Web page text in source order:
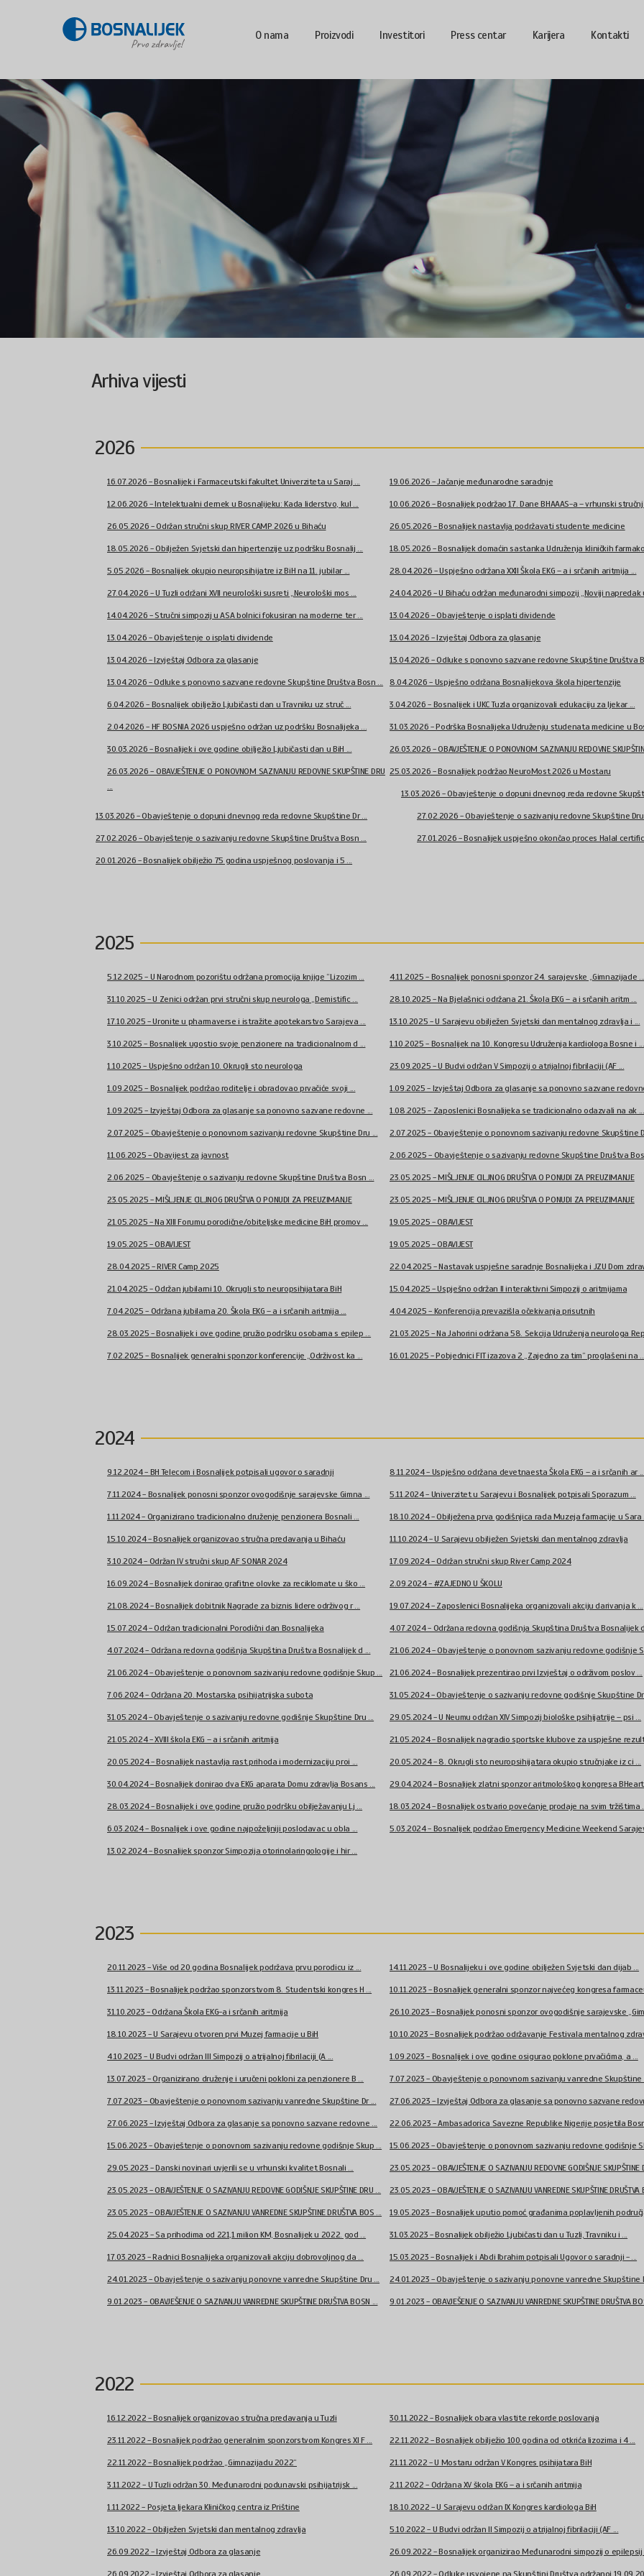
O nama Proizvodi Investitori Press centar Karijera Kontakti
Arhiva vijesti
2026
16.07.2026 - Bosnalijek i Farmaceutski fakultet Univerziteta u Saraj ... 19.06.2026 - Jačanje međunarodne saradnje
12.06.2026 - Intelektualni dernek u Bosnalijeku: Kada liderstvo, kul ... 10.06.2026 - Bosnalijek podržao 17. Dane BHAAAS-a – vrhunski stručnj
26.05.2026 - Održan stručni skup RIVER CAMP 2026 u Bihaću 26.05.2026 - Bosnalijek nastavlja podržavati studente medicine
18.05.2026 - Obilježen Svjetski dan hipertenzije uz podršku Bosnalij ... 18.05.2026 - Bosnalijek domaćin sastanka Udruženja kliničkih
5.05.2026 - Bosnalijek okupio neuropsihijatre iz BiH na 11. jubilar ... 28.04.2026 - Uspješno održana XXII Škola EKG – a i srčanih aritmija ...
27.04.2026 - U Tuzli održani XVII neurološki susreti „Neurološki mos ... 24.04.2026 - U Bihaću održan međunarodni simpozij „Noviji napredak
14.04.2026 - Stručni simpozij u ASA bolnici fokusiran na moderne ter ... 13.04.2026 - Obavještenje o isplati dividende
13.04.2026 - Obavještenje o isplati dividende 13.04.2026 - Izvještaj Odbora za glasanje
13.04.2026 - Izvještaj Odbora za glasanje 13.04.2026 - Odluke s ponovno sazvane redovne Skupštine Društva
13.04.2026 - Odluke s ponovno sazvane redovne Skupštine Društva Bosn ... 8.04.2026 - Uspješno održana Bosnalijekova škola hipertenzije
6.04.2026 - Bosnalijek obilježio Ljubičasti dan u Travniku uz struč ... 3.04.2026 - Bosnalijek i UKC Tuzla organizovali edukaciju za ljekar ...
2.04.2026 - HF BOSNIA 2026 uspješno održan uz podršku Bosnalijeka ... 31.03.2026 - Podrška Bosnalijeka Udruženju studenata medicine u
30.03.2026 - Bosnalijek i ove godine obilježio Ljubičasti dan u BiH ... 26.03.2026 - OBAVJEŠTENJE O PONOVNOM SAZIVANJU REDOVNE
26.03.2026 - OBAVJEŠTENJE O PONOVNOM SAZIVANJU REDOVNE SKUPŠTINE DRU
...
25.03.2026 - Bosnalijek podržao NeuroMost 2026 u Mostaru
13.03.2026 - Obavještenje o dopuni dnevnog reda redovne
13.03.2026 - Obavještenje o dopuni dnevnog reda redovne Skupštine Dr ... 27.02.2026 - Obavještenje o sazivanju redovne Skupštine
27.02.2026 - Obavještenje o sazivanju redovne Skupštine Društva Bosn ... 27.01.2026 - Bosnalijek uspješno okončao proces Halal
20.01.2026 - Bosnalijek obilježio 75 godina uspješnog poslovanja i 5 ...
2025
5.12.2025 - U Narodnom pozorištu održana promocija knjige “Lizozim ... 4.11.2025 - Bosnalijek ponosni sponzor 24. sarajevske „Gimnazijade ...
31.10.2025 - U Zenici održan prvi stručni skup neurologa „Demistific ... 28.10.2025 - Na Bjelašnici održana 21. Škola EKG – a i srčanih aritm ...
17.10.2025 - Uronite u pharmaverse i istražite apotekarstvo Sarajeva ... 13.10.2025 - U Sarajevu obilježen Svjetski dan mentalnog zdravlja i ...
3.10.2025 - Bosnalijek ugostio svoje penzionere na tradicionalnom d ... 1.10.2025 - Bosnalijek na 10. Kongresu Udruženja kardiologa Bosne i ...
1.10.2025 - Uspješno održan 10. Okrugli sto neurologa 23.09.2025 - U Budvi održan V Simpozij o atrijalnoj fibrilaciji (AF ...
1.09.2025 - Bosnalijek podržao roditelje i obradovao prvačiće svoji ... 1.09.2025 - Izvještaj Odbora za glasanje sa ponovno sazvane
1.09.2025 - Izvještaj Odbora za glasanje sa ponovno sazvane redovne ... 1.08.2025 - Zaposlenici Bosnalijeka se tradicionalno odazvali na ak ...
2.07.2025 - Obavještenje o ponovnom sazivanju redovne Skupštine Dru ... 2.07.2025 - Obavještenje o ponovnom sazivanju redovne Skupštine
11.06.2025 - Obavijest za javnost 2.06.2025 - Obavještenje o sazivanju redovne Skupštine Društva
2.06.2025 - Obavještenje o sazivanju redovne Skupštine Društva Bosn ... 23.05.2025 - MIŠLJENJE CILJNOG DRUŠTVA O PONUDI ZA PREUZIMANJE
23.05.2025 - MIŠLJENJE CILJNOG DRUŠTVA O PONUDI ZA PREUZIMANJE 23.05.2025 - MIŠLJENJE CILJNOG DRUŠTVA O PONUDI ZA PREUZIMANJE
21.05.2025 - Na XIII Forumu porodične/obiteljske medicine BiH promov ... 19.05.2025 - OBAVIJEST
19.05.2025 - OBAVIJEST 19.05.2025 - OBAVIJEST
28.04.2025 - RIVER Camp 2025 22.04.2025 - Nastavak uspješne saradnje Bosnalijeka i JZU Dom
21.04.2025 - Održan jubilarni 10. Okrugli sto neuropsihijatara BiH 15.04.2025 - Uspješno održan II interaktivni Simpozij o aritmijama
7.04.2025 - Održana jubilarna 20. Škola EKG – a i srčanih aritmija ... 4.04.2025 - Konferencija prevazišla očekivanja prisutnih
28.03.2025 - Bosnalijek i ove godine pružio podršku osobama s epilep ... 21.03.2025 - Na Jahorini održana 58. Sekcija Udruženja neurologa
7.02.2025 - Bosnalijek generalni sponzor konferencije „Održivost ka ... 16.01.2025 - Pobjednici FIT izazova 2 „Zajedno za tim“ proglašeni na ...
2024
9.12.2024 - BH Telecom i Bosnalijek potpisali ugovor o saradnji 8.11.2024 - Uspješno održana devetnaesta Škola EKG – a i srčanih ar ...
7.11.2024 - Bosnalijek ponosni sponzor ovogodišnje sarajevske Gimna ... 5.11.2024 - Univerzitet u Sarajevu i Bosnalijek potpisali Sporazum ...
1.11.2024 - Organizirano tradicionalno druženje penzionera Bosnali ... 18.10.2024 - Obilježena prva godišnjica rada Muzeja farmacije u Sara
15.10.2024 - Bosnalijek organizovao stručna predavanja u Bihaću 11.10.2024 - U Sarajevu obilježen Svjetski dan mentalnog zdravlja
3.10.2024 - Održan IV stručni skup AF SONAR 2024 17.09.2024 - Održan stručni skup River Camp 2024
16.09.2024 - Bosnalijek donirao grafitne olovke za reciklomate u ško ... 2.09.2024 - #ZAJEDNO U ŠKOLU
21.08.2024 - Bosnalijek dobitnik Nagrade za biznis lidere održivog r ... 19.07.2024 - Zaposlenici Bosnalijeka organizovali akciju darivanja k ...
15.07.2024 - Održan tradicionalni Porodični dan Bosnalijeka 4.07.2024 - Održana redovna godišnja Skupština Društva Bosnalijek
4.07.2024 - Održana redovna godišnja Skupština Društva Bosnalijek d ... 21.06.2024 - Obavještenje o ponovnom sazivanju redovne godišnje
21.06.2024 - Obavještenje o ponovnom sazivanju redovne godišnje Skup ... 21.06.2024 - Bosnalijek prezentirao prvi Izvještaj o održivom poslov ...
7.06.2024 - Održana 20. Mostarska psihijatrijska subota 31.05.2024 - Obavještenje o sazivanju redovne godišnje Skupštine
31.05.2024 - Obavještenje o sazivanju redovne godišnje Skupštine Dru ... 29.05.2024 - U Neumu održan XIV Simpozij biološke psihijatrije – psi ...
21.05.2024 - XVIII škola EKG – a i srčanih aritmija 21.05.2024 - Bosnalijek nagradio sportske klubove za uspješne
20.05.2024 - Bosnalijek nastavlja rast prihoda i modernizaciju proi ... 20.05.2024 - 8. Okrugli sto neuropsihijatara okupio stručnjake iz ci ...
30.04.2024 - Bosnalijek donirao dva EKG aparata Domu zdravlja Bosans ... 29.04.2024 - Bosnalijek zlatni sponzor aritmološkog kongresa BHeart
28.03.2024 - Bosnalijek i ove godine pružio podršku obilježavanju Lj ... 18.03.2024 - Bosnalijek ostvario povećanje prodaje na svim tržištima
6.03.2024 - Bosnalijek i ove godine najpoželjniji poslodavac u obla ... 5.03.2024 - Bosnalijek podržao Emergency Medicine Weekend
13.02.2024 - Bosnalijek sponzor Simpozija otorinolaringologije i hir ...
2023
20.11.2023 - Više od 20 godina Bosnalijek podržava prvu porodicu iz ... 14.11.2023 - U Bosnalijeku i ove godine obilježen Svjetski dan dijab ...
13.11.2023 - Bosnalijek podržao sponzorstvom 8. Studentski kongres H ... 10.11.2023 - Bosnalijek generalni sponzor najvećeg kongresa
31.10.2023 - Održana Škola EKG-a i srčanih aritmija 26.10.2023 - Bosnalijek ponosni sponzor ovogodišnje sarajevske
18.10.2023 - U Sarajevu otvoren prvi Muzej farmacije u BiH 10.10.2023 - Bosnalijek podržao održavanje Festivala mentalnog
4.10.2023 - U Budvi održan III Simpozij o atrijalnoj fibrilaciji (A ... 1.09.2023 - Bosnalijek i ove godine osigurao poklone prvačićima, a ...
13.07.2023 - Organizirano druženje i uručeni pokloni za penzionere B ... 7.07.2023 - Obavještenje o ponovnom sazivanju vanredne Skupštine
7.07.2023 - Obavještenje o ponovnom sazivanju vanredne Skupštine Dr ... 27.06.2023 - Izvještaj Odbora za glasanje sa ponovno sazvane
27.06.2023 - Izvještaj Odbora za glasanje sa ponovno sazvane redovne ... 22.06.2023 - Ambasadorica Savezne Republike Nigerije posjetila
15.06.2023 - Obavještenje o ponovnom sazivanju redovne godišnje Skup ... 15.06.2023 - Obavještenje o ponovnom sazivanju redovne godišnje
29.05.2023 - Danski novinari uvjerili se u vrhunski kvalitet Bosnali ... 23.05.2023 - OBAVJEŠTENJE O SAZIVANJU REDOVNE GODIŠNJE SKUPŠTINE
23.05.2023 - OBAVJEŠTENJE O SAZIVANJU REDOVNE GODIŠNJE SKUPŠTINE DRU ... 23.05.2023 - OBAVJEŠTENJE O SAZIVANJU VANREDNE SKUPŠTINE DRUŠTVA
23.05.2023 - OBAVJEŠTENJE O SAZIVANJU VANREDNE SKUPŠTINE DRUŠTVA BOS ... 19.05.2023 - Bosnalijek uputio pomoć građanima poplavljenih
25.04.2023 - Sa prihodima od 221,1 milion KM, Bosnalijek u 2022. god ... 31.03.2023 - Bosnalijek obilježio Ljubičasti dan u Tuzli, Travniku i ...
17.03.2023 - Radnici Bosnalijeka organizovali akciju dobrovoljnog da ... 15.03.2023 - Bosnalijek i Abdi Ibrahim potpisali Ugovor o saradnji - ...
24.01.2023 - Obavještenje o sazivanju ponovne vanredne Skupštine Dru ... 24.01.2023 - Obavještenje o sazivanju ponovne vanredne Skupštine
9.01.2023 - OBAVJEŠENJE O SAZIVANJU VANREDNE SKUPŠTINE DRUŠTVA BOSN ... 9.01.2023 - OBAVJEŠENJE O SAZIVANJU VANREDNE SKUPŠTINE DRUŠTVA
2022
16.12.2022 - Bosnalijek organizovao stručna predavanja u Tuzli 30.11.2022 - Bosnalijek obara vlastite rekorde poslovanja
23.11.2022 - Bosnalijek podržao generalnim sponzorstvom Kongres XI F ... 22.11.2022 - Bosnalijek obilježio 100 godina od otkrića lizozima i 4 ...
22.11.2022 - Bosnalijek podržao „Gimnazijadu 2022“ 21.11.2022 - U Mostaru održan V Kongres psihijatara BiH
3.11.2022 - U Tuzli održan 30. Međunarodni podunavski psihijatrijsk ... 2.11.2022 - Održana XV škola EKG – a i srčanih aritmija
1.11.2022 - Posjeta ljekara Kliničkog centra iz Prištine 18.10.2022 - U Sarajevu održan IX Kongres kardiologa BiH
13.10.2022 - Obilježen Svjetski dan mentalnog zdravlja 5.10.2022 - U Budvi održan II Simpozij o atrijalnoj fibrilaciji (AF ...
26.09.2022 - Izvještaj Odbora za glasanje 26.09.2022 - Bosnalijek organizirao Međunarodni simpozij o epilepsij
26.09.2022 - Izvještaj Odbora za glasanje 26.09.2022 - Odluke usvojene na Skupštini Društva održanoj